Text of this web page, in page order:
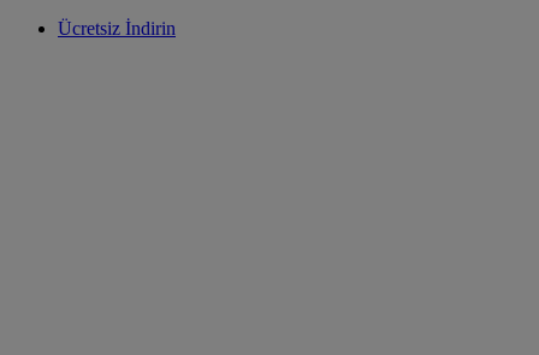
Ücretsiz İndirin